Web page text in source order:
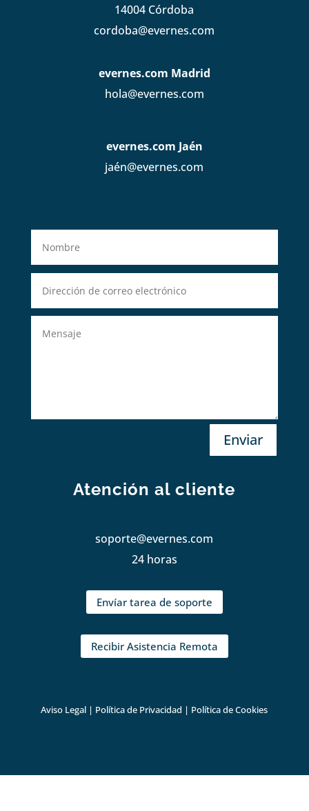
14004 Córdoba
cordoba@evernes.com
evernes.com Madrid
hola@evernes.com
evernes.com Jaén
jaén@evernes.com
Enviar
Atención al cliente
soporte@evernes.com
24 horas
Envíar tarea de soporte
Recibir Asistencia Remota
Aviso Legal | Política de Privacidad | Política de Cookies